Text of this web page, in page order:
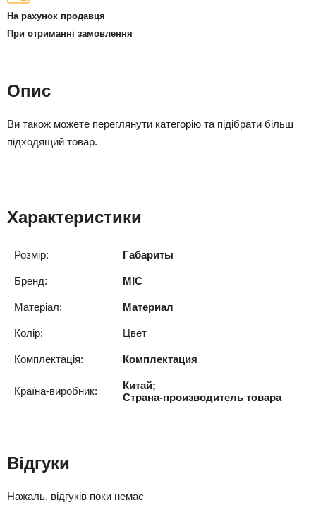
На рахунок продавця
При отриманні замовлення
Опис
Ви також можете переглянути категорію та підібрати більш
підходящий товар.
Характеристики
Розмір: Габариты
Бренд: MIC
Матеріал: Материал
Колір: Цвет
Комплектація: Комплектация
Країна-виробник:
Китай;
Страна-производитель товара
Відгуки
Нажаль, відгуків поки немає